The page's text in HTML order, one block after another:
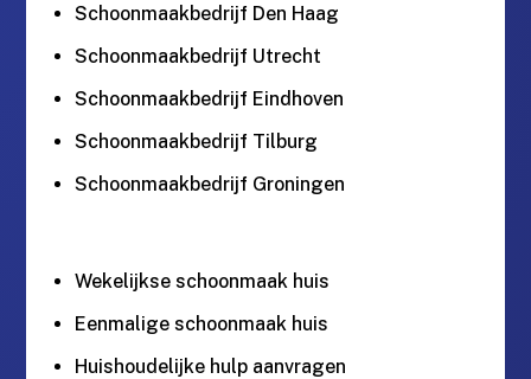
Schoonmaakbedrijf Den Haag
Schoonmaakbedrijf Utrecht
Schoonmaakbedrijf Eindhoven
Schoonmaakbedrijf Tilburg
Schoonmaakbedrijf Groningen
Wekelijkse schoonmaak huis
Eenmalige schoonmaak huis
Huishoudelijke hulp aanvragen